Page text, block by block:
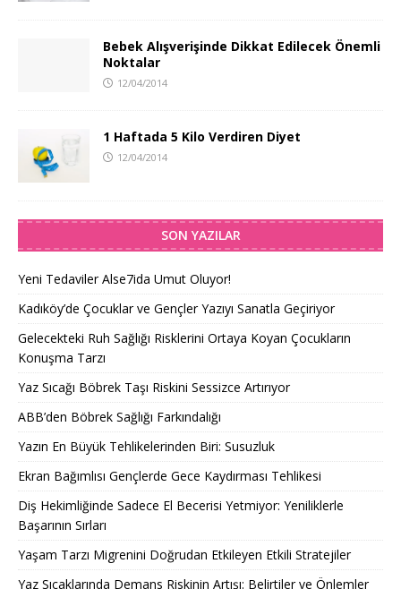
Bebek Alışverişinde Dikkat Edilecek Önemli
Noktalar
12/04/2014
1 Haftada 5 Kilo Verdiren Diyet
12/04/2014
SON YAZILAR
Yeni Tedaviler Alse7ida Umut Oluyor!
Kadıköy’de Çocuklar ve Gençler Yazıyı Sanatla Geçiriyor
Gelecekteki Ruh Sağlığı Risklerini Ortaya Koyan Çocukların
Konuşma Tarzı
Yaz Sıcağı Böbrek Taşı Riskini Sessizce Artırıyor
ABB’den Böbrek Sağlığı Farkındalığı
Yazın En Büyük Tehlikelerinden Biri: Susuzluk
Ekran Bağımlısı Gençlerde Gece Kaydırması Tehlikesi
Diş Hekimliğinde Sadece El Becerisi Yetmiyor: Yeniliklerle
Başarının Sırları
Yaşam Tarzı Migrenini Doğrudan Etkileyen Etkili Stratejiler
Yaz Sıcaklarında Demans Riskinin Artışı: Belirtiler ve Önlemler